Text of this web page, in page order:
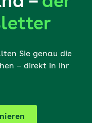
Sie genau die
– direkt in Ihr